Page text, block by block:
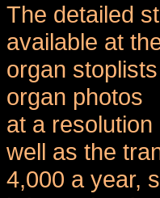
The detailed
available at
organ
organ photos
at a
well as the
4,000 a year,